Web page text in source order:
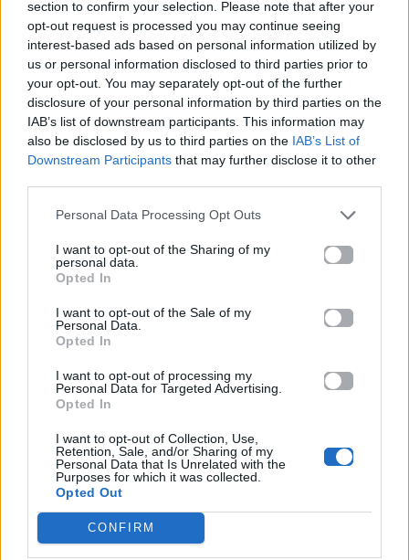
section to confirm your selection. Please note that after your
opt-out request is processed you may continue seeing
interest-based ads based on personal information utilized by
us or personal information disclosed to third parties prior to
your opt-out. You may separately opt-out of the further
disclosure of your personal information by third parties on the
IAB’s list of downstream participants. This information may
also be disclosed by us to third parties on the IAB’s List of
Downstream Participants that may further disclose it to other
Personal Data Processing Opt Outs
I want to opt-out of the Sharing of my
personal data.
Opted In
I want to opt-out of the Sale of my
Personal Data.
Opted In
I want to opt-out of processing my
Personal Data for Targeted Advertising.
Opted In
I want to opt-out of Collection, Use,
Retention, Sale, and/or Sharing of my
Personal Data that Is Unrelated with the
Purposes for which it was collected.
Opted Out
CONFIRM
Τιμές εισιτηρίων:
VIP(1 και 2η σειρά) όλες τις ημέρες:25 Ευρώ
Διαζώματα Α’+Β’+Γ’:18 Ευρώ
Φοιτητικό, Ανέργων, Παιδικό (έως 12 ετών),
Διάρκεια παράστασης:90΄λεπτά
Εισιτήρια:more.com by viva,
στο τηλεφωνικό
κέντρο των Αθηναϊκών Θεάτρων
και στο
Αλίκη,
Αμερικής 4, Aθήνα :
2103210021
Για σχόλια, μηνύματα ή φωτογραφικό υλικό
σχετικά με τοMad.gr, επισκεφτείτε μας στο
Facebook, επικοινωνήστε μέσωTwitter
ακολουθήστε μας στο